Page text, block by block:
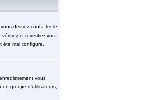
devriez contacter le
et revérifiez vos
mal configuré.
vous
un groupe d'utilisateurs,